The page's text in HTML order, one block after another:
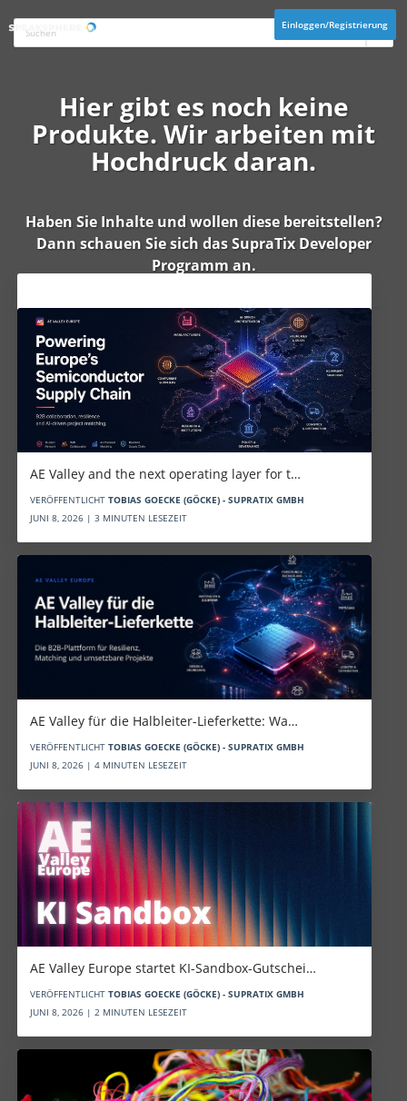
Einloggen/Registrierung
Hier gibt es noch keine
Produkte. Wir arbeiten mit
Hochdruck daran.
Haben Sie Inhalte und wollen diese bereitstellen?
Dann schauen Sie sich dasSupraTix Developer
Programm an.
AE Valley and the next operating layer for t…
VERÖFFENTLICHT TOBIAS GOECKE (GÖCKE) - SUPRATIX GMBH
JUNI 8, 2026 | 3 MINUTEN LESEZEIT
AE Valley für die Halbleiter-Lieferkette: Wa…
VERÖFFENTLICHT TOBIAS GOECKE (GÖCKE) - SUPRATIX GMBH
JUNI 8, 2026 | 4 MINUTEN LESEZEIT
AE Valley Europe startet KI-Sandbox-Gutschei…
VERÖFFENTLICHT TOBIAS GOECKE (GÖCKE) - SUPRATIX GMBH
JUNI 8, 2026 | 2 MINUTEN LESEZEIT